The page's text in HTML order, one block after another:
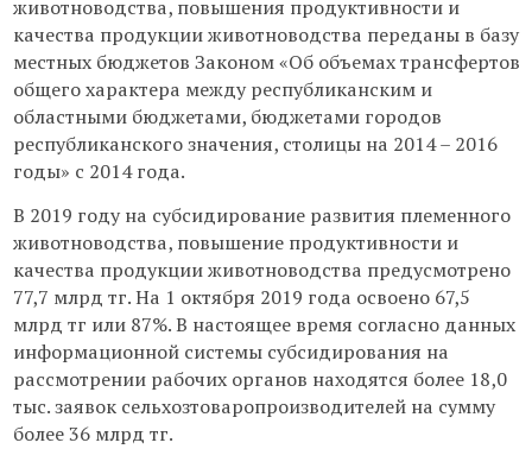
животноводства, повышения продуктивности и
качества продукции животноводства переданы в базу
местных бюджетов Законом «Об объемах трансфертов
общего характера между республиканским и
областными бюджетами, бюджетами городов
республиканского значения, столицы на 2014 – 2016
годы» с 2014 года.
В 2019 году на субсидирование развития племенного
животноводства, повышение продуктивности и
качества продукции животноводства предусмотрено
77,7 млрд тг. На 1 октября 2019 года освоено 67,5
млрд тг или 87%. В настоящее время согласно данных
информационной системы субсидирования на
рассмотрении рабочих органов находятся более 18,0
тыс. заявок сельхозтоваропроизводителей на сумму
более 36 млрд тг.